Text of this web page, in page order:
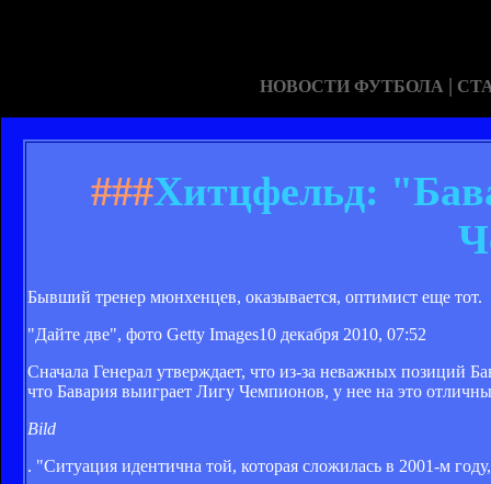
НОВОСТИ ФУТБОЛА |
###Хитцфельд:
Бывший тренер мюнхенцев, оказывается, оптимист еще тот.
"Дайте две", фото Getty Images10 декабря 2010, 07:52
Сначала Генерал утверждает, что из-за неважных позиций
что Бавария выиграет Лигу Чемпионов, у нее на это
Bild
. "Ситуация идентична той, которая сложилась в 2001-м